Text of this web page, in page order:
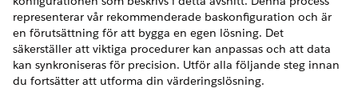
representerar vår rekommenderade baskonfiguration och är
en förutsättning för att bygga en egen lösning. Det
säkerställer att viktiga procedurer kan anpassas och att data
kan synkroniseras för precision. Utför alla följande steg innan
du fortsätter att utforma din värderingslösning.